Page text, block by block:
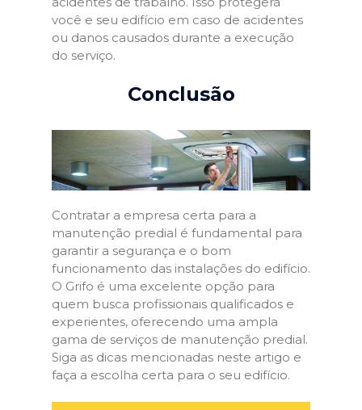
você e seu edifício em caso de acidentes
ou danos causados durante a execução
do serviço.
Conclusão
Contratar a empresa certa para a
manutenção predial é fundamental para
garantir a segurança e o bom
funcionamento das instalações do edifício.
O Grifo é uma excelente opção para
quem busca profissionais qualificados e
experientes, oferecendo uma ampla
gama de serviços de manutenção predial.
Siga as dicas mencionadas neste artigo e
faça a escolha certa para o seu edifício.